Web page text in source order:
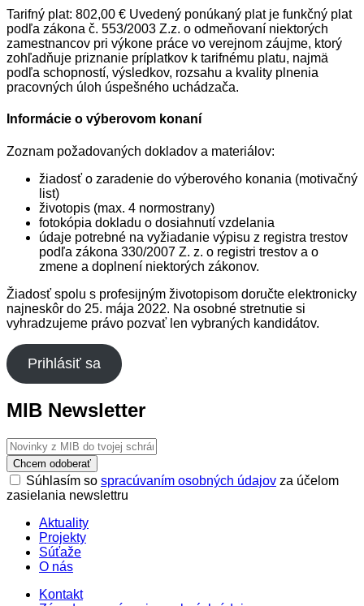
Tarifný plat: 802,00 € Uvedený ponúkaný plat je funkčný plat
podľa zákona č. 553/2003 Z.z. o odmeňovaní niektorých
zamestnancov pri výkone práce vo verejnom záujme, ktorý
zohľadňuje priznanie príplatkov k tarifnému platu, najmä
podľa schopností, výsledkov, rozsahu a kvality plnenia
pracovných úloh úspešného uchádzača.
Informácie o výberovom konaní
Zoznam požadovaných dokladov a materiálov:
žiadosť o zaradenie do výberového konania (motivačný
list)
životopis (max. 4 normostrany)
fotokópia dokladu o dosiahnutí vzdelania
údaje potrebné na vyžiadanie výpisu z registra trestov
podľa zákona 330/2007 Z. z. o registri trestov a o
zmene a doplnení niektorých zákonov.
Žiadosť spolu s profesijným životopisom doručte elektronicky
najneskôr do 25. mája 2022. Na osobné stretnutie si
vyhradzujeme právo pozvať len vybraných kandidátov.
Prihlásiť sa
MIB Newsletter
Chcem odoberať
Súhlasím so spracúvaním osobných údajov za účelom
zasielania newslettru
Aktuality
Projekty
Súťaže
O nás
Kontakt